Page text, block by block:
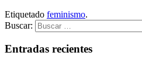
Etiquetado feminismo.
Buscar:
Entradas recientes